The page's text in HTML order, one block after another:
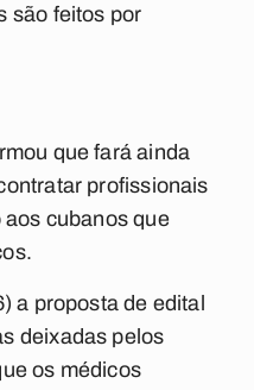
são feitos por
que fará ainda
profissionais
cubanos que
a proposta de edital
deixadas pelos
os médicos